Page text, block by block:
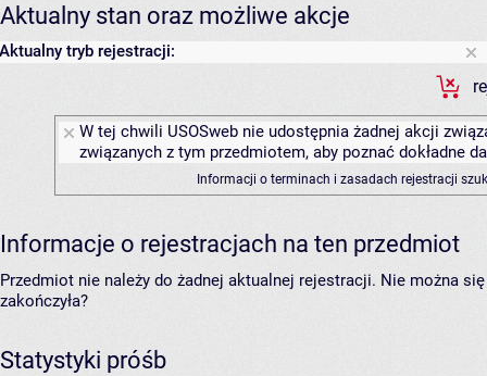
Aktualny stan oraz możliwe akcje
Aktualny tryb rejestracji:
W tej chwili USOSweb nie udostępnia żadnej akcji
związanych z tym przedmiotem, aby poznać dokładne
Informacji o terminach i zasadach rejestracji
Informacje o rejestracjach na ten przedmiot
Przedmiot nie należy do żadnej aktualnej rejestracji. Nie można
zakończyła?
Statystyki próśb